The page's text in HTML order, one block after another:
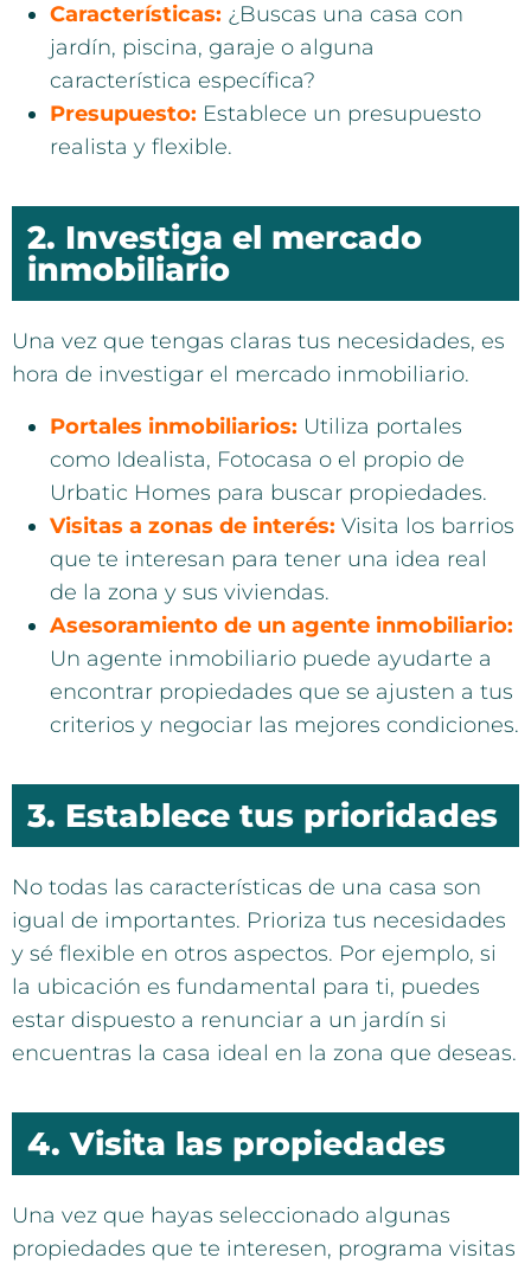
Características: ¿Buscas una casa con
jardín, piscina, garaje o alguna
característica específica?
Presupuesto: Establece un presupuesto
realista y flexible.
2. Investiga el mercado
inmobiliario
Una vez que tengas claras tus necesidades, es
hora de investigar el mercado inmobiliario.
Portales inmobiliarios: Utiliza portales
como Idealista, Fotocasa o el propio de
Urbatic Homes para buscar propiedades.
Visitas a zonas de interés: Visita los barrios
que te interesan para tener una idea real
de la zona y sus viviendas.
Asesoramiento de un agente inmobiliario:
Un agente inmobiliario puede ayudarte a
encontrar propiedades que se ajusten a tus
criterios y negociar las mejores condiciones.
3. Establece tus prioridades
No todas las características de una casa son
igual de importantes. Prioriza tus necesidades
y sé flexible en otros aspectos. Por ejemplo, si
la ubicación es fundamental para ti, puedes
estar dispuesto a renunciar a un jardín si
encuentras la casa ideal en la zona que deseas.
4. Visita las propiedades
Una vez que hayas seleccionado algunas
propiedades que te interesen, programa visitas